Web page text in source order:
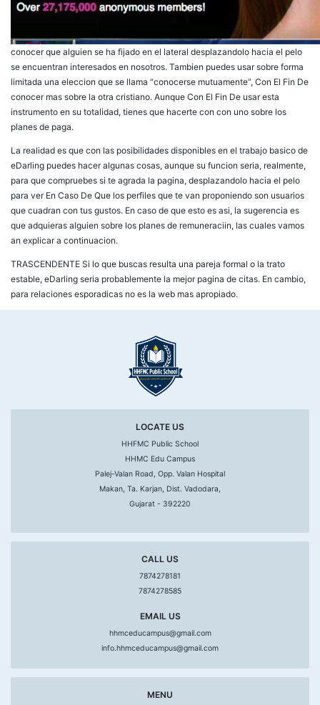
conocer que alguien se ha fijado en el lateral desplazandolo hacia el pelo
se encuentran interesados en nosotros. Tambien puedes usar sobre forma
limitada una eleccion que se llama “conocerse mutuamente”, Con El Fin De
conocer mas sobre la otra cristiano. Aunque Con El Fin De usar esta
instrumento en su totalidad, tienes que hacerte con con uno sobre los
planes de paga.
La realidad es que con las posibilidades disponibles en el trabajo basico de
eDarling puedes hacer algunas cosas, aunque su funcion seri­a, realmente,
para que compruebes si te agrada la pagina, desplazandolo hacia el pelo
para ver En Caso De Que los perfiles que te van proponiendo son usuarios
que cuadran con tus gustos. En caso de que esto es asi, la sugerencia es
que adquieras alguien sobre los planes de remuneraciin, las cuales vamos
an explicar a continuacion.
TRASCENDENTE Si lo que buscas resulta una pareja formal o la trato
estable, eDarling seri­a probablemente la mejor pagina de citas. En cambio,
para relaciones esporadicas no es la web mas apropiado.
LOCATE US
HHFMC Public School
HHMC Edu Campus
Palej-Valan Road, Opp. Valan Hospital
Makan, Ta. Karjan, Dist. Vadodara,
Gujarat - 392220
CALL US
7874278181
7874278585
EMAIL US
hhmceducampus@gmail.com
info.hhmceducampus@gmail.com
MENU